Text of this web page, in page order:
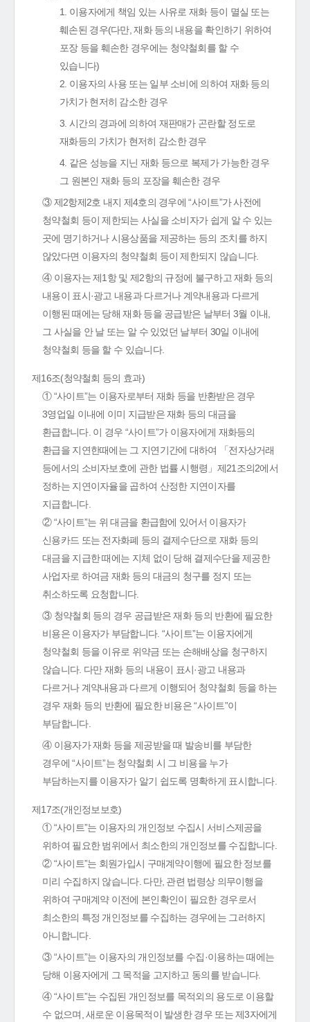
1. 이용자에게 책임 있는 사유로 재화 등이 멸실 또는
훼손된 경우(다만, 재화 등의 내용을 확인하기 위하여
포장 등을 훼손한 경우에는 청약철회를 할 수
있습니다)
2. 이용자의 사용 또는 일부 소비에 의하여 재화 등의
가치가 현저히 감소한 경우
3. 시간의 경과에 의하여 재판매가 곤란할 정도로
재화등의 가치가 현저히 감소한 경우
4. 같은 성능을 지닌 재화 등으로 복제가 가능한 경우
그 원본인 재화 등의 포장을 훼손한 경우
③ 제2항제2호 내지 제4호의 경우에 “사이트”가 사전에
청약철회 등이 제한되는 사실을 소비자가 쉽게 알 수 있는
곳에 명기하거나 시용상품을 제공하는 등의 조치를 하지
않았다면 이용자의 청약철회 등이 제한되지 않습니다.
④ 이용자는 제1항 및 제2항의 규정에 불구하고 재화 등의
내용이 표시·광고 내용과 다르거나 계약내용과 다르게
이행된 때에는 당해 재화 등을 공급받은 날부터 3월 이내,
그 사실을 안 날 또는 알 수 있었던 날부터 30일 이내에
청약철회 등을 할 수 있습니다.
제16조(청약철회 등의 효과)
① “사이트”는 이용자로부터 재화 등을 반환받은 경우
3영업일 이내에 이미 지급받은 재화 등의 대금을
환급합니다. 이 경우 “사이트”가 이용자에게 재화등의
환급을 지연한때에는 그 지연기간에 대하여 「전자상거래
등에서의 소비자보호에 관한 법률 시행령」제21조의2에서
정하는 지연이자율을 곱하여 산정한 지연이자를
지급합니다.
② “사이트”는 위 대금을 환급함에 있어서 이용자가
신용카드 또는 전자화폐 등의 결제수단으로 재화 등의
대금을 지급한 때에는 지체 없이 당해 결제수단을 제공한
사업자로 하여금 재화 등의 대금의 청구를 정지 또는
취소하도록 요청합니다.
③ 청약철회 등의 경우 공급받은 재화 등의 반환에 필요한
비용은 이용자가 부담합니다. “사이트”는 이용자에게
청약철회 등을 이유로 위약금 또는 손해배상을 청구하지
않습니다. 다만 재화 등의 내용이 표시·광고 내용과
다르거나 계약내용과 다르게 이행되어 청약철회 등을 하는
경우 재화 등의 반환에 필요한 비용은 “사이트”이
부담합니다.
④ 이용자가 재화 등을 제공받을 때 발송비를 부담한
경우에 “사이트”는 청약철회 시 그 비용을 누가
부담하는지를 이용자가 알기 쉽도록 명확하게 표시합니다.
제17조(개인정보보호)
① “사이트”는 이용자의 개인정보 수집시 서비스제공을
위하여 필요한 범위에서 최소한의 개인정보를 수집합니다.
② “사이트”는 회원가입시 구매계약이행에 필요한 정보를
미리 수집하지 않습니다. 다만, 관련 법령상 의무이행을
위하여 구매계약 이전에 본인확인이 필요한 경우로서
최소한의 특정 개인정보를 수집하는 경우에는 그러하지
아니합니다.
③ “사이트”는 이용자의 개인정보를 수집·이용하는 때에는
당해 이용자에게 그 목적을 고지하고 동의를 받습니다.
④ “사이트”는 수집된 개인정보를 목적외의 용도로 이용할
수 없으며, 새로운 이용목적이 발생한 경우 또는 제3자에게